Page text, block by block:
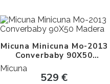
Micuna Minicuna Mo-2013
Converbaby 90X50
Micuna
529€